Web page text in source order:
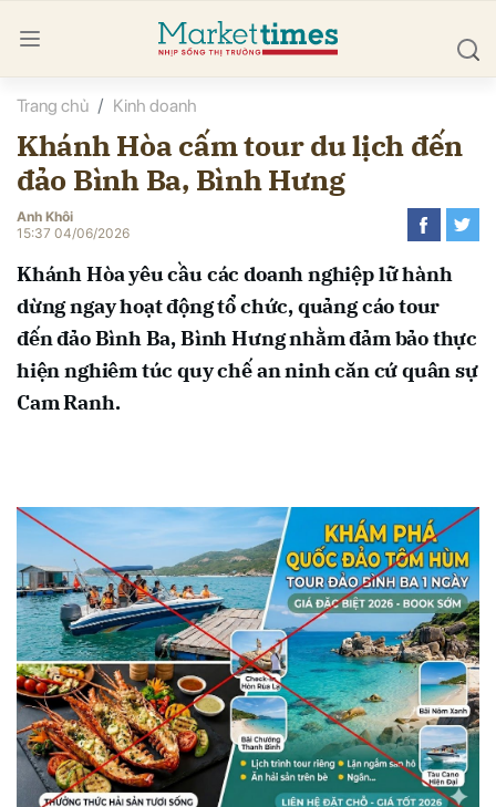
Trang chủ Kinh doanh
Khánh Hòa cấm tour du lịch đến
đảo Bình Ba, Bình Hưng
Anh Khôi
15:37 04/06/2026
Khánh Hòa yêu cầu các doanh nghiệp lữ hành
dừng ngay hoạt động tổ chức, quảng cáo tour
đến đảo Bình Ba, Bình Hưng nhằm đảm bảo thực
hiện nghiêm túc quy chế an ninh căn cứ quân sự
Cam Ranh.
luận
Hủy